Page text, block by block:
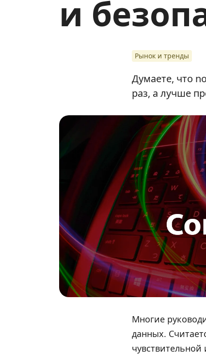
и
Рынок и тренды
Думаете, что
раз, а лучше
Многие
данных.